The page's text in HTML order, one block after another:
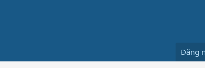
Đăng